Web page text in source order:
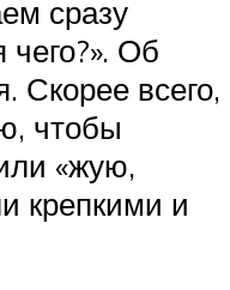
сразу
чего?». Об
Скорее всего,
чтобы
«жую,
крепкими и